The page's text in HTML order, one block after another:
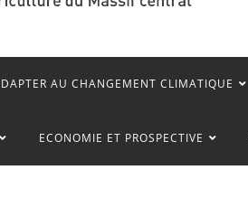
AU CHANGEMENT CLIMATIQUE
ECONOMIE ET PROSPECTIVE